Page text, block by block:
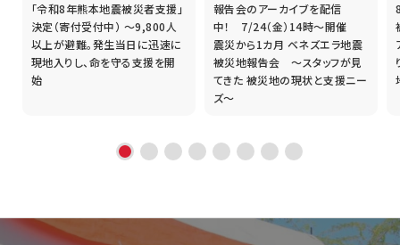
「令和8年熊本地震被災者支援」
決定（寄付受付中） ～9,800人
以上が避難。発生当日に迅速に
現地入りし、命を守る支援を開
始
報告会のアーカイブを配信
中！ 7/24（金）14時～開催
震災から1カ月 ベネズエラ地震
被災地報告会 ～スタッフが見
てきた 被災地の現状と支援ニー
ズ～